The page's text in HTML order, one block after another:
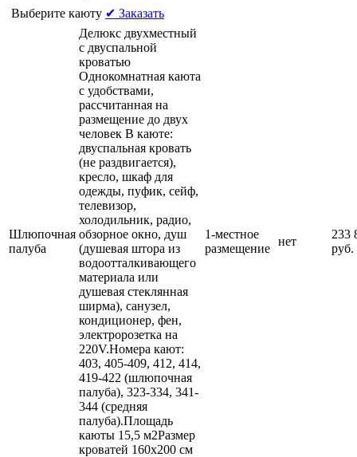
Выберите каюту ✔ Заказать
Шлюпочная
палуба
Делюкс двухместный
с двуспальной
кроватью
Однокомнатная каюта
с удобствами,
рассчитанная на
размещение до двух
человек В каюте:
двуспальная кровать
(не раздвигается),
кресло, шкаф для
одежды, пуфик, сейф,
телевизор,
холодильник, радио,
обзорное окно, душ
(душевая штора из
водоотталкивающего
материала или
душевая стеклянная
ширма), санузел,
кондиционер, фен,
электророзетка на
220V.Номера кают:
403, 405-409, 412, 414,
419-422 (шлюпочная
палуба), 323-334, 341-
344 (средняя
палуба).Площадь
каюты 15,5 м2Размер
кроватей 160х200 см
1-местное
размещение
нет
233
руб.